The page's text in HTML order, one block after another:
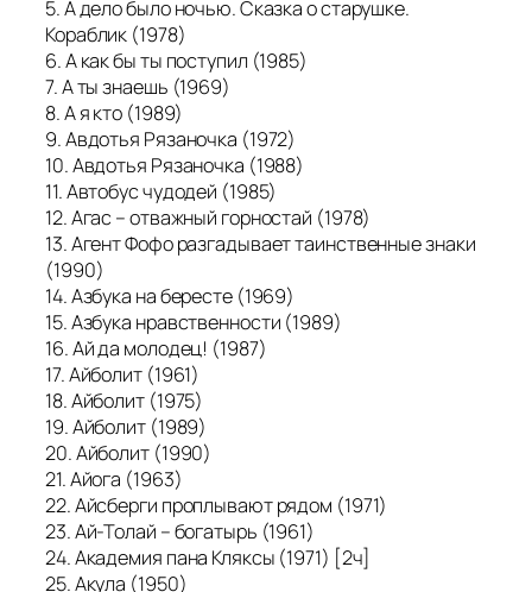
5. А дело было ночью. Сказка о старушке.
Кораблик (1978)
6. А как бы ты поступил (1985)
7. А ты знаешь (1969)
8. А я кто (1989)
9. Авдотья Рязаночка (1972)
10. Авдотья Рязаночка (1988)
11. Автобус чудодей (1985)
12. Агас – отважный горностай (1978)
13. Агент Фофо разгадывает таинственные знаки
(1990)
14. Азбука на бересте (1969)
15. Азбука нравственности (1989)
16. Ай да молодец! (1987)
17. Айболит (1961)
18. Айболит (1975)
19. Айболит (1989)
20. Айболит (1990)
21. Айога (1963)
22. Айсберги проплывают рядом (1971)
23. Ай-Толай – богатырь (1961)
24. Академия пана Кляксы (1971) [2ч]
25. Акула (1950)